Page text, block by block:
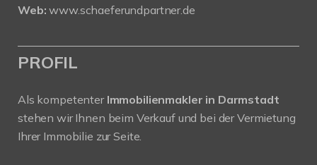
Web: www.schaeferundpartner.de
PROFIL
Als kompetenter Immobilienmakler in Darmstadt
stehen wir Ihnen beim Verkauf und bei der Vermietung
Ihrer Immobilie zur Seite.